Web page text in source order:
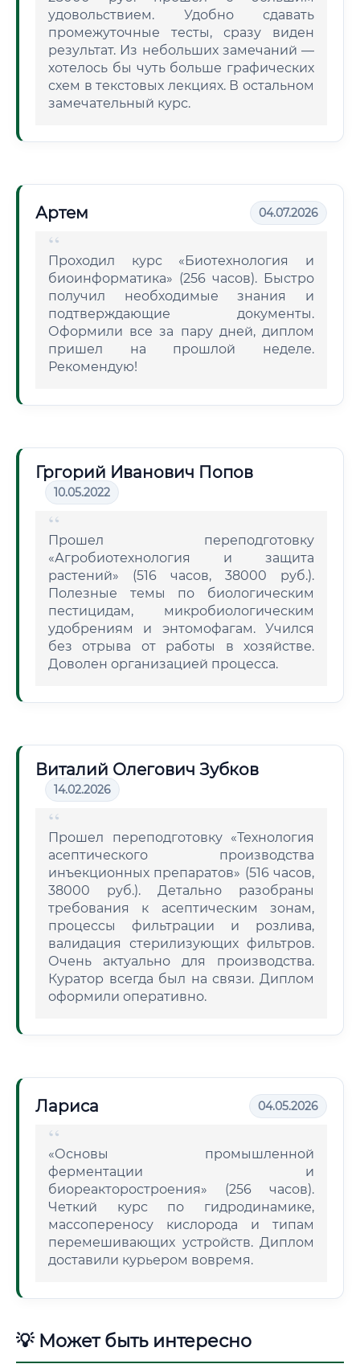
удовольствием. Удобно сдавать
промежуточные тесты, сразу виден
результат. Из небольших замечаний —
хотелось бы чуть больше графических
схем в текстовых лекциях. В остальном
замечательный курс.
Артем 04.07.2026
Проходил курс «Биотехнология и
биоинформатика» (256 часов). Быстро
получил необходимые знания и
подтверждающие документы.
Оформили все за пару дней, диплом
пришел на прошлой неделе.
Рекомендую!
Гргорий Иванович Попов
10.05.2022
Прошел переподготовку
«Агробиотехнология и защита
растений» (516 часов, 38000 руб.).
Полезные темы по биологическим
пестицидам, микробиологическим
удобрениям и энтомофагам. Учился
без отрыва от работы в хозяйстве.
Доволен организацией процесса.
Виталий Олегович Зубков
14.02.2026
Прошел переподготовку «Технология
асептического производства
инъекционных препаратов» (516 часов,
38000 руб.). Детально разобраны
требования к асептическим зонам,
процессы фильтрации и розлива,
валидация стерилизующих фильтров.
Очень актуально для производства.
Куратор всегда был на связи. Диплом
оформили оперативно.
Лариса 04.05.2026
«Основы промышленной
ферментации и
биореакторостроения» (256 часов).
Четкий курс по гидродинамике,
массопереносу кислорода и типам
перемешивающих устройств. Диплом
доставили курьером вовремя.
💡 Может быть интересно